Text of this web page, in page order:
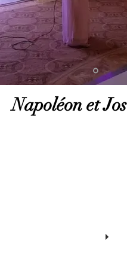
Napoléon et
Euterpe Paris